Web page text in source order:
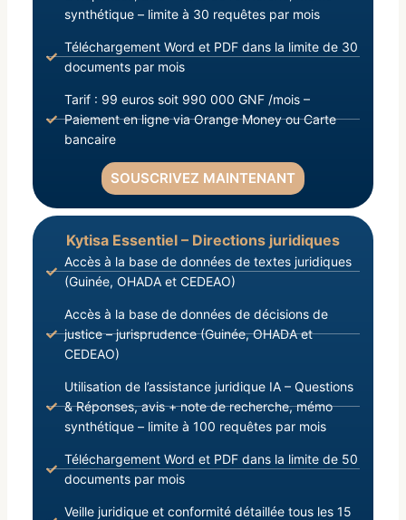
synthétique – limite à 30 requêtes par mois
Téléchargement Word et PDF dans la limite de 30
documents par mois
Tarif : 99 euros soit 990 000 GNF /mois –
Paiement en ligne via Orange Money ou Carte
bancaire
SOUSCRIVEZ MAINTENANT
Kytisa Essentiel – Directions juridiques
Accès à la base de données de textes juridiques
(Guinée, OHADA et CEDEAO)
Accès à la base de données de décisions de
justice – jurisprudence (Guinée, OHADA et
CEDEAO)
Utilisation de l’assistance juridique IA – Questions
& Réponses, avis + note de recherche, mémo
synthétique – limite à 100 requêtes par mois
Téléchargement Word et PDF dans la limite de 50
documents par mois
Veille juridique et conformité détaillée tous les 15